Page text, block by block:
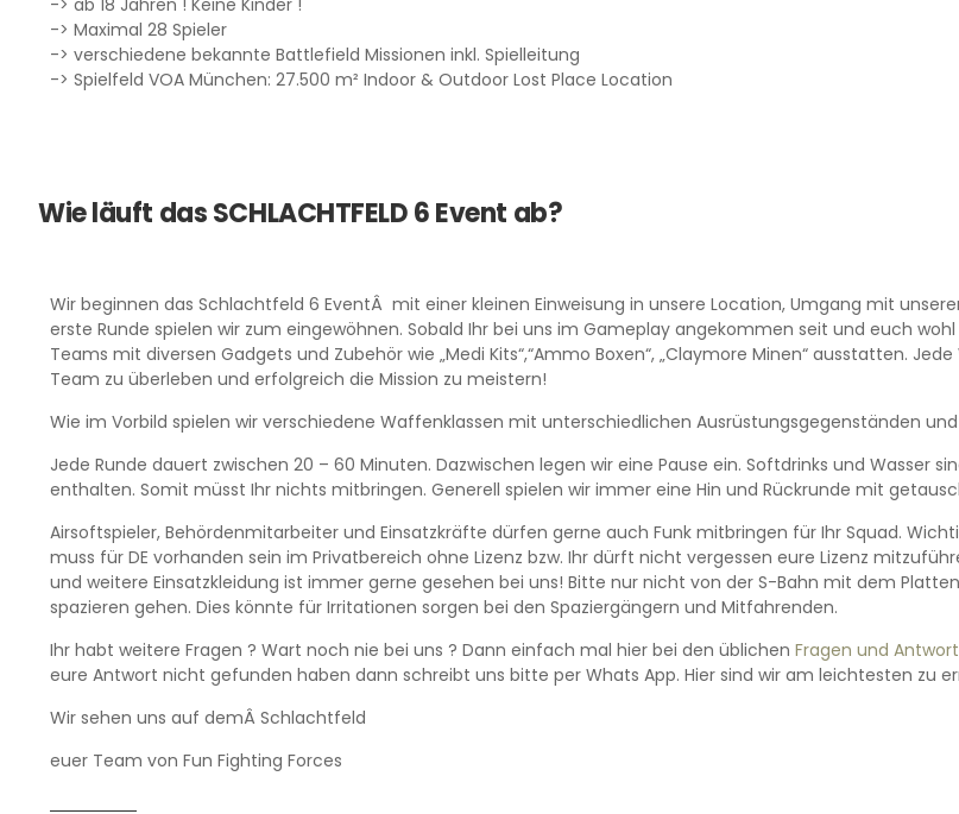
-> Maximal 28 Spieler
-> verschiedene bekannte Battlefield Missionen inkl. Spielleitung
-> Spielfeld VOA München: 27.500 m² Indoor & Outdoor Lost Place Location
Wie läuft das SCHLACHTFELD 6 Event ab?
Wir beginnen das Schlachtfeld 6 EventÂ mit einer kleinen Einweisung in unsere Location, Umgang mit
erste Runde spielen wir zum eingewöhnen. Sobald Ihr bei uns im Gameplay angekommen seit und euch
Teams mit diversen Gadgets und Zubehör wie „Medi Kits“,“Ammo Boxen“, „Claymore Minen“ ausstatten.
Team zu überleben und erfolgreich die Mission zu meistern!
Wie im Vorbild spielen wir verschiedene Waffenklassen mit unterschiedlichen Ausrüstungsgegenständen
Jede Runde dauert zwischen 20 – 60 Minuten. Dazwischen legen wir eine Pause ein. Softdrinks und Wasser
enthalten. Somit müsst Ihr nichts mitbringen. Generell spielen wir immer eine Hin und Rückrunde mit
Airsoftspieler, Behördenmitarbeiter und Einsatzkräfte dürfen gerne auch Funk mitbringen für Ihr Squad.
muss für DE vorhanden sein im Privatbereich ohne Lizenz bzw. Ihr dürft nicht vergessen eure Lizenz
und weitere Einsatzkleidung ist immer gerne gesehen bei uns! Bitte nur nicht von der S-Bahn mit dem
spazieren gehen. Dies könnte für Irritationen sorgen bei den Spaziergängern und Mitfahrenden.
Ihr habt weitere Fragen ? Wart noch nie bei uns ? Dann einfach mal hier bei den üblichen Fragen und
eure Antwort nicht gefunden haben dann schreibt uns bitte per Whats App. Hier sind wir am leichtesten zu
Wir sehen uns auf demÂ Schlachtfeld
euer Team von Fun Fighting Forces